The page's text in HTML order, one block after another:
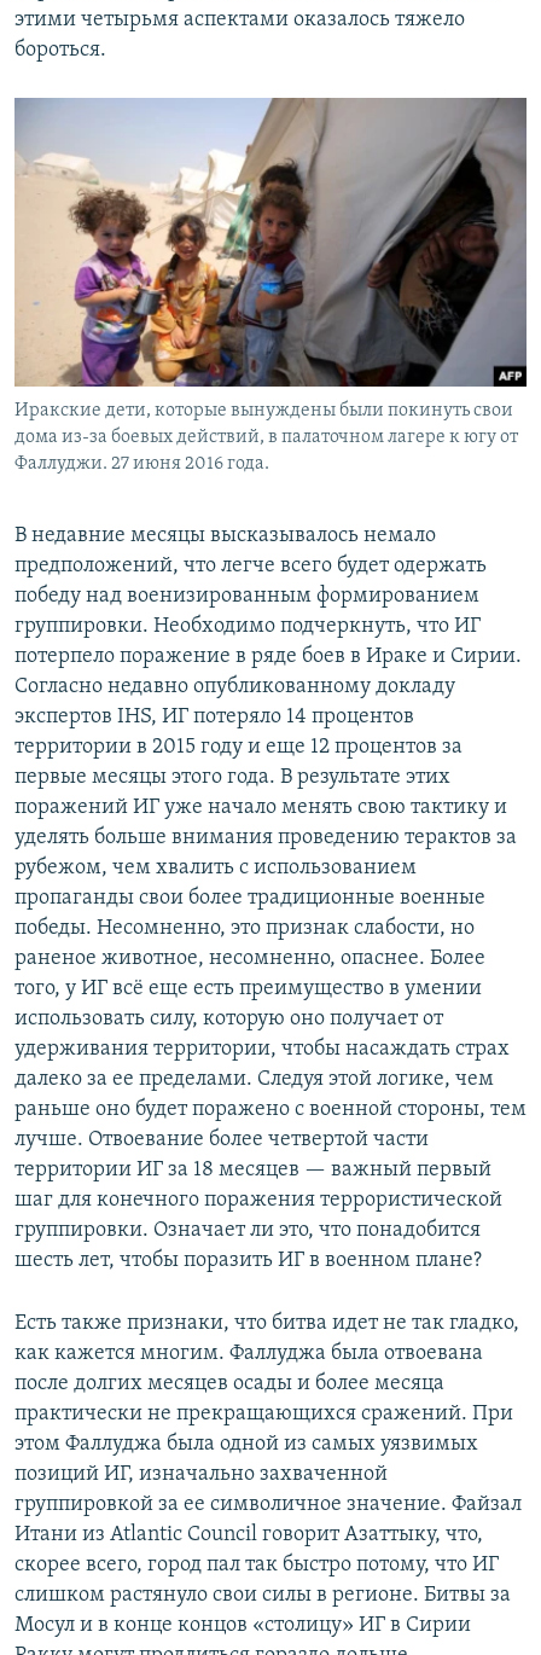
этими четырьмя аспектами оказалось тяжело
бороться.
Иракские дети, которые вынуждены были покинуть свои
дома из-за боевых действий, в палаточном лагере к югу от
Фаллуджи. 27 июня 2016 года.
В недавние месяцы высказывалось немало
предположений, что легче всего будет одержать
победу над военизированным формированием
группировки. Необходимо подчеркнуть, что ИГ
потерпело поражение в ряде боев в Ираке и Сирии.
Согласно недавно опубликованному докладу
экспертов IHS, ИГ потеряло 14 процентов
территории в 2015 году и еще 12 процентов за
первые месяцы этого года. В результате этих
поражений ИГ уже начало менять свою тактику и
уделять больше внимания проведению терактов за
рубежом, чем хвалить с использованием
пропаганды свои более традиционные военные
победы. Несомненно, это признак слабости, но
раненое животное, несомненно, опаснее. Более
того, у ИГ всё еще есть преимущество в умении
использовать силу, которую оно получает от
удерживания территории, чтобы насаждать страх
далеко за ее пределами. Следуя этой логике, чем
раньше оно будет поражено с военной стороны, тем
лучше. Отвоевание более четвертой части
территории ИГ за 18 месяцев — важный первый
шаг для конечного поражения террористической
группировки. Означает ли это, что понадобится
шесть лет, чтобы поразить ИГ в военном плане?
Есть также признаки, что битва идет не так гладко,
как кажется многим. Фаллуджа была отвоевана
после долгих месяцев осады и более месяца
практически не прекращающихся сражений. При
этом Фаллуджа была одной из самых уязвимых
позиций ИГ, изначально захваченной
группировкой за ее символичное значение. Файзал
Итани из Atlantic Council говорит Азаттыку, что,
скорее всего, город пал так быстро потому, что ИГ
слишком растянуло свои силы в регионе. Битвы за
Мосул и в конце концов «столицу» ИГ в Сирии